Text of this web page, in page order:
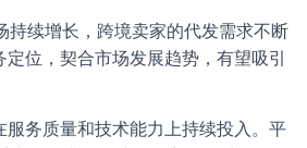
持续增长，跨境卖家的代发需求不断
位，契合市场发展趋势，有望吸引
服务质量和技术能力上持续投入。平